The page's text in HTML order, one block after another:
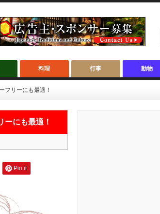
料理 行事 動物
フリーにも最適！
ーにも最適！
Pin it